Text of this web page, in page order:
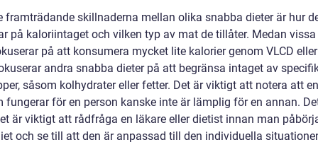
framträdande skillnaderna mellan olika snabba dieter är hur
på kaloriintaget och vilken typ av mat de tillåter. Medan
på att konsumera mycket lite kalorier genom VLCD
andra snabba dieter på att begränsa intaget av
såsom kolhydrater eller fetter. Det är viktigt att notera att
fungerar för en person kanske inte är lämplig för en annan.
är viktigt att rådfråga en läkare eller dietist innan man
och se till att den är anpassad till den individuella